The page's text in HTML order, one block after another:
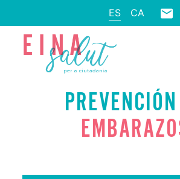
ES CA
PREVENCIÓN